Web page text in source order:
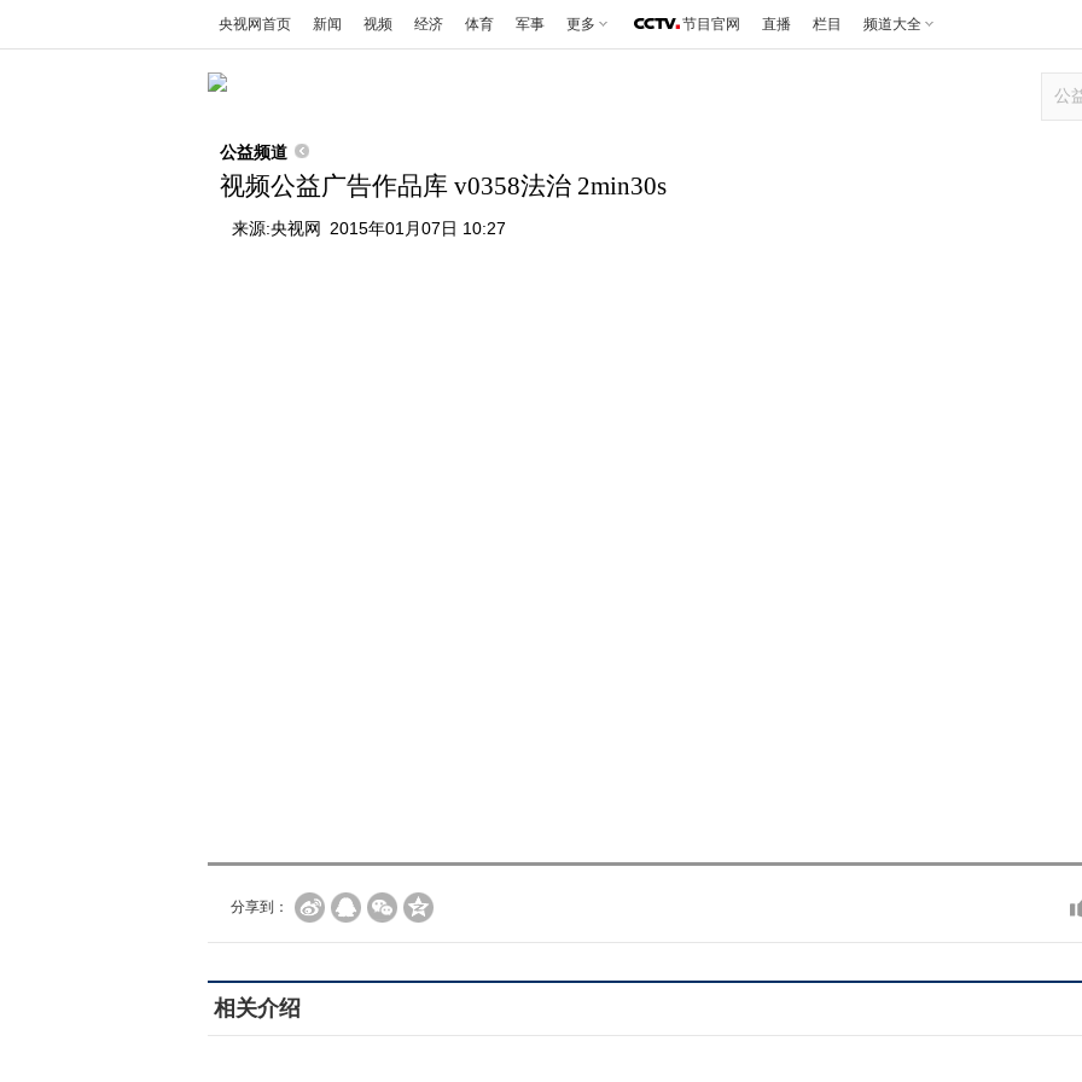
央视网首页 新闻 视频 经济 体育 军事 更多 节目官网 直播 栏目 频道大全
公益频道
视频公益广告作品库 v0358法治 2min30s
来源:央视网 2015年01月07日 10:27
分享到：
相关介绍